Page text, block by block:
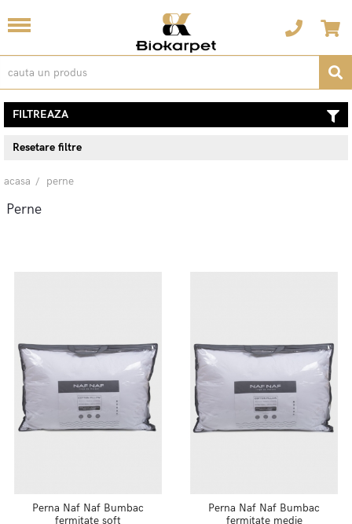
FILTREAZA
Resetare filtre
acasa perne
Perne
Perna Naf Naf Bumbac
fermitate soft
Perna Naf Naf Bumbac
fermitate medie